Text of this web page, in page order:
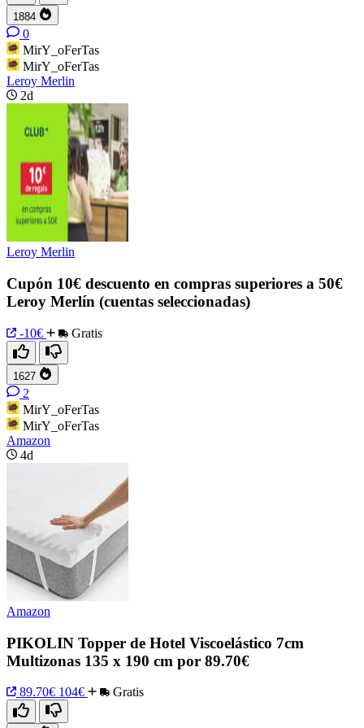
1884
0
MirY_oFerTas
MirY_oFerTas
Leroy Merlin
2d
Leroy Merlin
Cupón 10€ descuento en compras superiores a 50€
Leroy Merlín (cuentas seleccionadas)
-10€ Gratis
1627
2
MirY_oFerTas
MirY_oFerTas
Amazon
4d
Amazon
PIKOLIN Topper de Hotel Viscoelástico 7cm
Multizonas 135 x 190 cm por 89.70€
89.70€ 104€ Gratis